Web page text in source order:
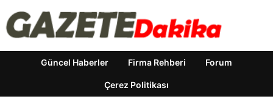
Güncel Haberler Firma Rehberi Forum
Çerez Politikası